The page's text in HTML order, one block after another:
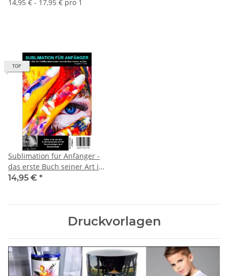
14,95 € - 17,95 € pro 1
TOP
Sublimation für Anfänger -
das erste Buch seiner Art in
gedruckte Version
14,95 € *
Druckvorlagen